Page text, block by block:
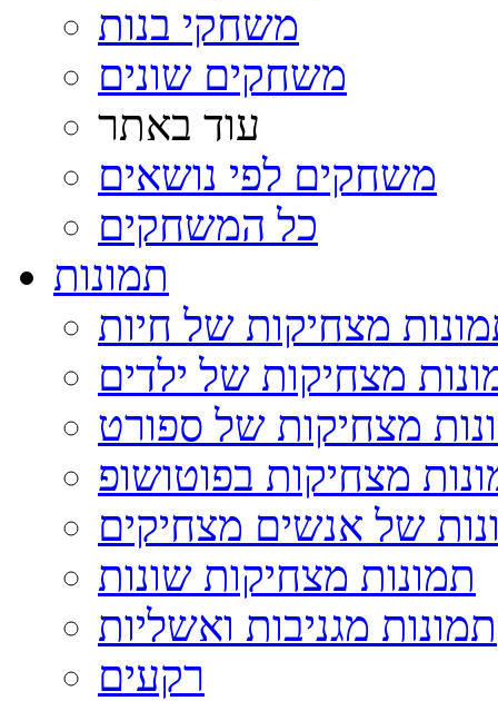
משחקי בנות
משחקים שונים
עוד באתר
משחקים לפי נושאים
כל המשחקים
תמונות
מצחיקות של חיות
מצחיקות של ילדים
מצחיקות של ספורט
מצחיקות בפוטושופ
של אנשים מצחיקים
תמונות מצחיקות שונות
תמונות מגניבות ואשליות
רקעים